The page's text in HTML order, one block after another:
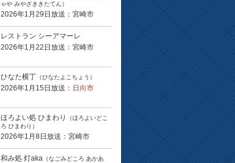
ゃや みやざききたてん）
2026年1月29日放送：宮崎市
レストラン シーアマーレ
2026年1月22日放送：宮崎市
ひなた横丁 （ひなたよこちょう）
2026年1月15日放送： 日向市
ほろよい処 ひまわり
（ほろよいどこ
ろ ひまわり）
2026年1月8日放送：宮崎市
和み処 灯aka （なごみどころ あかあ